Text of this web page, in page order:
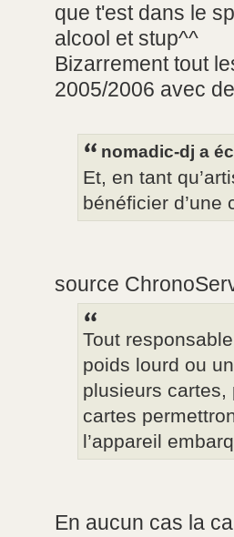
que t'est dans le
alcool et stup^^
Bizarrement tout
2005/2006 avec
nomadic-dj a
Et, en tant
bénéficier
source
Tout
poids lourd ou
plusieurs
cartes
l’appareil
En aucun cas la